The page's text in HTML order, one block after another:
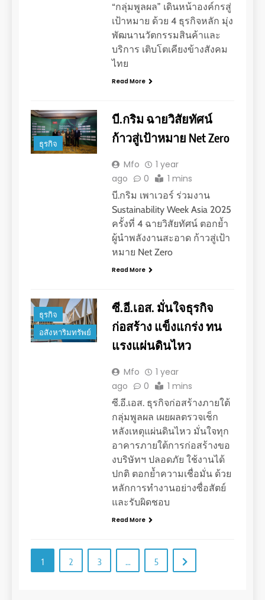
“กลุ่มพูลผล” เดินหน้าองค์กรสู่
เป้าหมาย ด้วย 4 ธุรกิจหลัก มุ่ง
พัฒนานวัตกรรมสินค้าและ
บริการ เติบโตเคียงข้างสังคม
ไทย
Read More
ธุรกิจ
บี.กริม ฉายวิสัยทัศน์
ก้าวสู่เป้าหมาย Net Zero
Mfo
1 year
ago
0 1 mins
บี.กริม เพาเวอร์ ร่วมงาน
Sustainability Week Asia 2025
ครั้งที่ 4 ฉายวิสัยทัศน์ ตอกย้ำ
ผู้นำพลังงานสะอาด ก้าวสู่เป้า
หมาย Net Zero
Read More
ธุรกิจ
อสังหาริมทรัพย์
ซี.อี.เอส. มั่นใจธุรกิจ
ก่อสร้าง แข็งแกร่ง ทน
แรงแผ่นดินไหว
Mfo
1 year
ago
0 1 mins
ซี.อี.เอส. ธุรกิจก่อสร้างภายใต้
กลุ่มพูลผล เผยผลตรวจเช็ก
หลังเหตุแผ่นดินไหว มั่นใจทุก
อาคารภายใต้การก่อสร้างขอ
งบริษัทฯ ปลอดภัย ใช้งานได้
ปกติ ตอกย้ำความเชื่อมั่น ด้วย
หลักการทำงานอย่างซื่อสัตย์
และรับผิดชอบ
Read More
1 2 3 … 5